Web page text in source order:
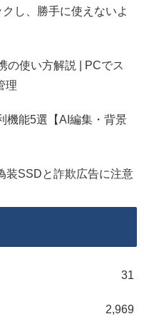
し、勝手に使えないよ
の使い方解説 | PCでス
理
機能5選【AI編集・背景
装SSDと詐欺広告に注意
31
2,969